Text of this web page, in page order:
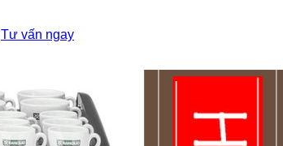
Tư vấn ngay